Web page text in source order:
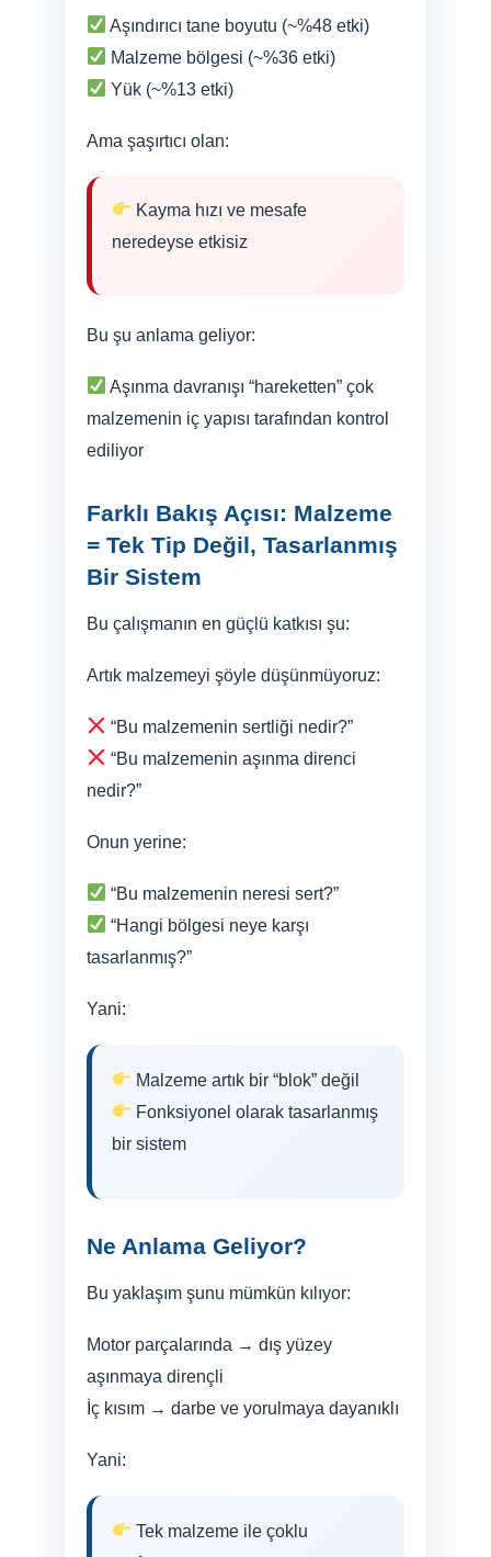
Aşındırıcı tane boyutu (~%48 etki)
Malzeme bölgesi (~%36 etki)
Yük (~%13 etki)
Ama şaşırtıcı olan:
Kayma hızı ve mesafe
neredeyse etkisiz
Bu şu anlama geliyor:
Aşınma davranışı “hareketten” çok
malzemenin iç yapısı tarafından kontrol
ediliyor
Farklı Bakış Açısı: Malzeme
= Tek Tip Değil, Tasarlanmış
Bir Sistem
Bu çalışmanın en güçlü katkısı şu:
Artık malzemeyi şöyle düşünmüyoruz:
“Bu malzemenin sertliği nedir?”
“Bu malzemenin aşınma direnci
nedir?”
Onun yerine:
“Bu malzemenin neresi sert?”
“Hangi bölgesi neye karşı
tasarlanmış?”
Yani:
Malzeme artık bir “blok” değil
Fonksiyonel olarak tasarlanmış
bir sistem
Ne Anlama Geliyor?
Bu yaklaşım şunu mümkün kılıyor:
Motor parçalarında → dış yüzey
aşınmaya dirençli
İç kısım → darbe ve yorulmaya dayanıklı
Yani:
Tek malzeme ile çoklu